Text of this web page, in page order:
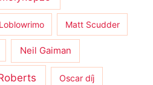
Loblowrimo Matt Scudder
Neil Gaiman
Oscar díj